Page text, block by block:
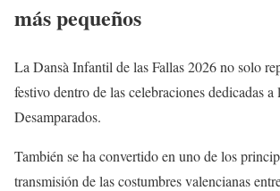
más pequeños
La Dansà Infantil de las Fallas 2026 no solo
festivo dentro de las celebraciones dedicadas
Desamparados.
También se ha convertido en uno de los
transmisión de las costumbres valencianas